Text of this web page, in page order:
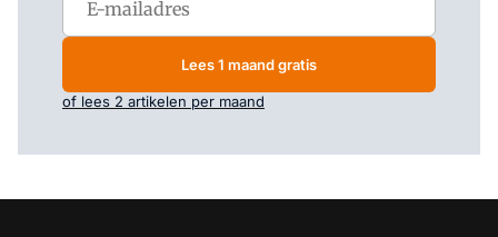
Lees 1 maand gratis
of lees 2 artikelen per maand